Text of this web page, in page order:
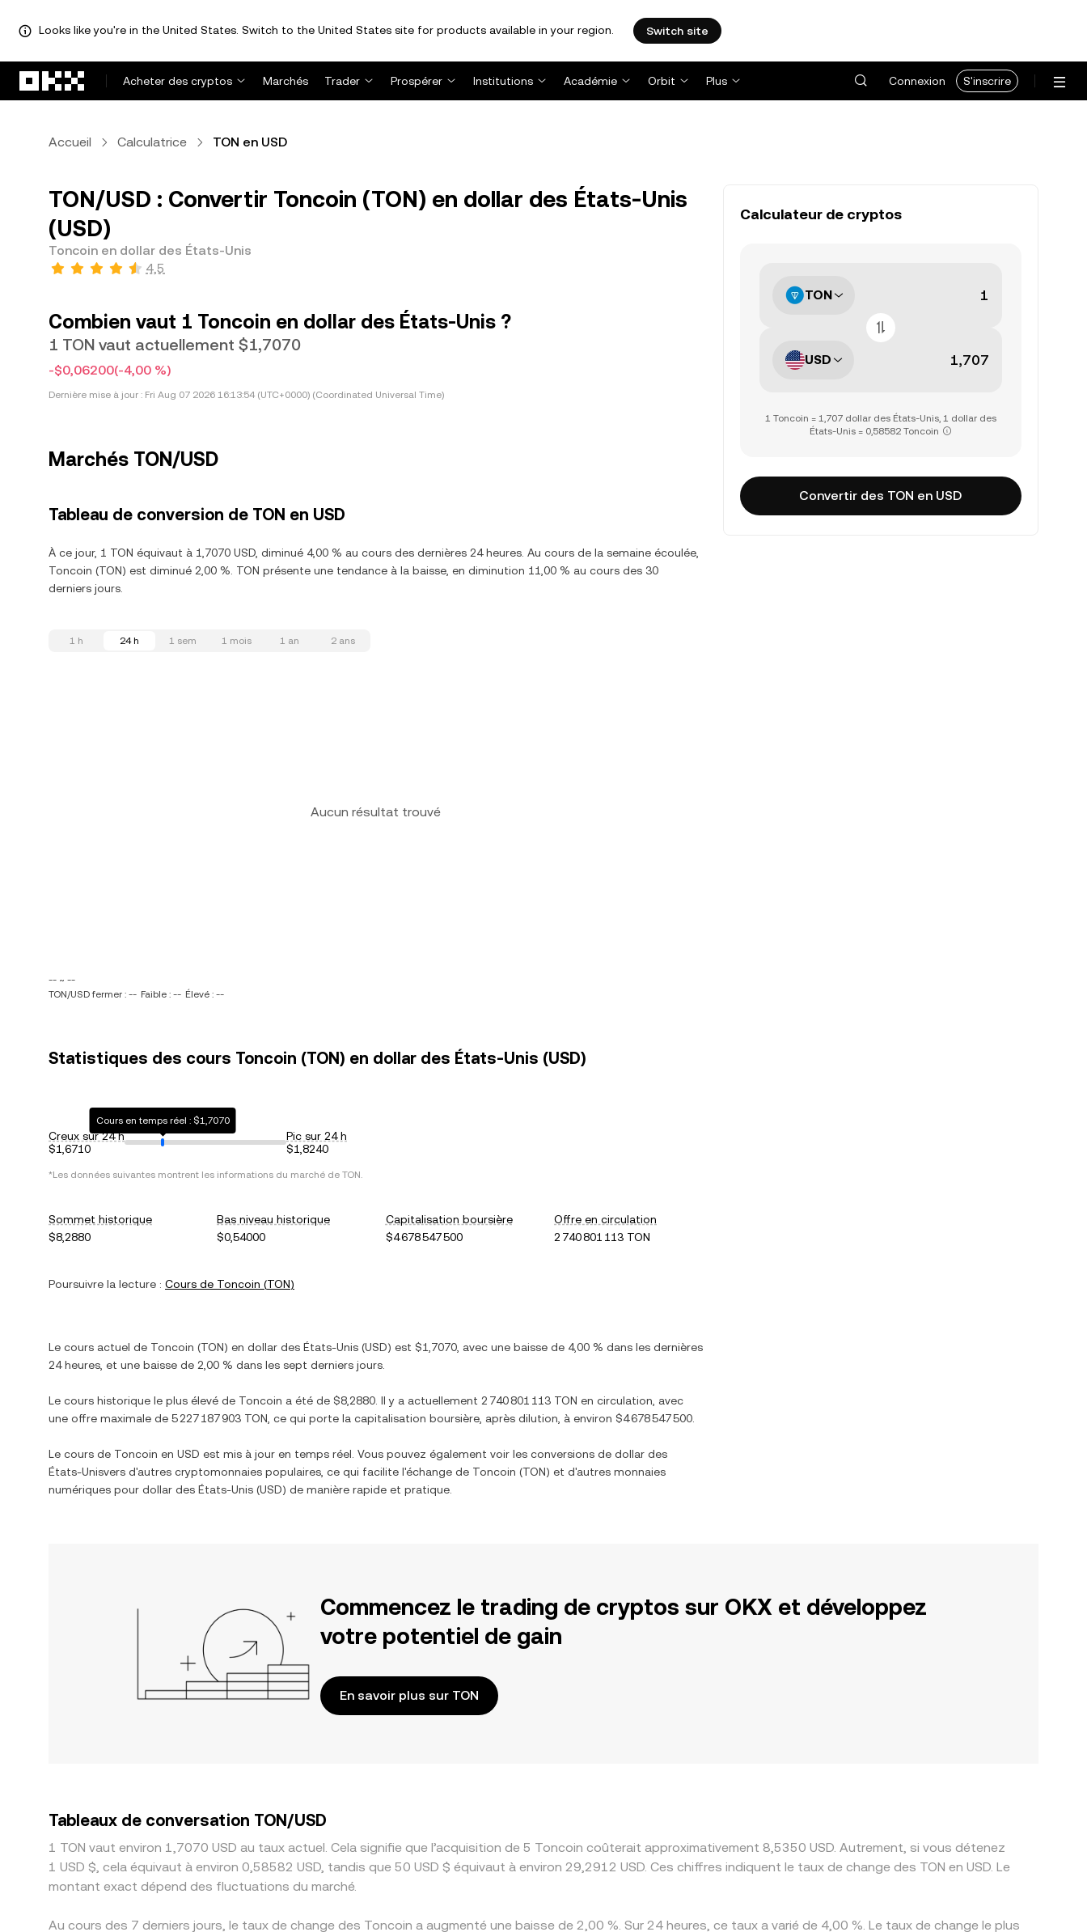
Looks like you're in the United States. Switch to the United States site for products available in your region. Switch site
Acheter des cryptos
Marchés Trader Prospérer Institutions Académie Orbit Plus Connexion S'inscrire
Accueil Calculatrice TON en USD
TON/USD : Convertir Toncoin (TON) en dollar des États-Unis
(USD)
Toncoin en dollar des États-Unis
4,5
Combien vaut 1 Toncoin en dollar des États-Unis ?
1 TON vaut actuellement $1,7070
-$0,06200(-4,00 %)
Dernière mise à jour : Fri Aug 07 2026 16:13:54 (UTC+0000) (Coordinated Universal Time)
Marchés TON/USD
Tableau de conversion de TON en USD
À ce jour, 1 TON équivaut à 1,7070 USD, diminué 4,00 % au cours des dernières 24 heures. Au cours de la semaine écoulée,
Toncoin (TON) est diminué 2,00 %. TON présente une tendance à la baisse, en diminution 11,00 % au cours des 30
derniers jours.
1 h 24 h 1 sem 1 mois 1 an 2 ans
Aucun résultat trouvé
-- ~ --
TON/USD fermer : -- Faible : -- Élevé : --
Statistiques des cours Toncoin (TON) en dollar des États-Unis (USD)
Creux sur 24 h
$1,6710
Cours en temps réel : $1,7070
Pic sur 24 h
$1,8240
*Les données suivantes montrent les informations du marché de TON.
Sommet historique
$8,2880
Bas niveau historique
$0,54000
Capitalisation boursière
$4 678 547 500
Offre en circulation
2 740 801 113 TON
Poursuivre la lecture : Cours de Toncoin (TON)
Le cours actuel de Toncoin (TON) en dollar des États-Unis (USD) est $1,7070 , avec une baisse de 4,00 % dans les dernières
24 heures, et une baisse de 2,00 % dans les sept derniers jours.
Le cours historique le plus élevé de Toncoin a été de $8,2880 . Il y a actuellement 2 740 801 113 TON en circulation, avec
une offre maximale de 5 227 187 903 TON , ce qui porte la capitalisation boursière, après dilution, à environ $4 678 547 500
Le cours de Toncoin en USD est mis à jour en temps réel. Vous pouvez également voir les conversions de dollar des
États-Unisvers d'autres cryptomonnaies populaires, ce qui facilite l'échange de Toncoin (TON) et d'autres monnaies
numériques pour dollar des États-Unis (USD) de manière rapide et pratique.
Calculateur de cryptos
TON
USD
1 Toncoin = 1,707 dollar des États-Unis, 1 dollar des
États-Unis = 0,58582 Toncoin
Convertir des TON en USD
Commencez le trading de cryptos sur OKX et développez
votre potentiel de gain
En savoir plus sur TON
Tableaux de conversation TON/USD
1 TON vaut environ 1,7070 USD au taux actuel. Cela signifie que l’acquisition de 5 Toncoin coûterait approximativement 8,5350 USD. Autrement, si vous détenez
1 USD $, cela équivaut à environ 0,58582 USD, tandis que 50 USD $ équivaut à environ 29,2912 USD. Ces chiffres indiquent le taux de change des TON en USD. Le
montant exact dépend des fluctuations du marché.
Au cours des 7 derniers jours, le taux de change des Toncoin a augmenté une baisse de 2,00 %. Sur 24 heures, ce taux a varié de 4,00 %. Le taux de change le plus